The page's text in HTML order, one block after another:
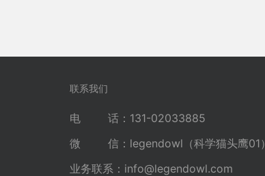
联系我们
电 话：131-02033885
微 信：legendowl（科学猫头鹰01）
业务联系： info@legendowl.com